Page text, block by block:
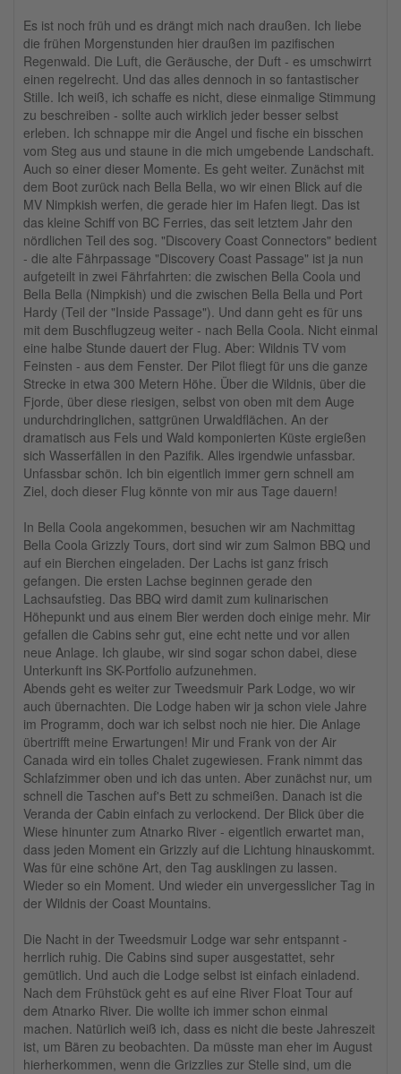
Es ist noch früh und es drängt mich nach draußen. Ich liebe
die frühen Morgenstunden hier draußen im pazifischen
Regenwald. Die Luft, die Geräusche, der Duft - es umschwirrt
einen regelrecht. Und das alles dennoch in so fantastischer
Stille. Ich weiß, ich schaffe es nicht, diese einmalige Stimmung
zu beschreiben - sollte auch wirklich jeder besser selbst
erleben. Ich schnappe mir die Angel und fische ein bisschen
vom Steg aus und staune in die mich umgebende Landschaft.
Auch so einer dieser Momente. Es geht weiter. Zunächst mit
dem Boot zurück nach Bella Bella, wo wir einen Blick auf die
MV Nimpkish werfen, die gerade hier im Hafen liegt. Das ist
das kleine Schiff von BC Ferries, das seit letztem Jahr den
nördlichen Teil des sog. "Discovery Coast Connectors" bedient
- die alte Fährpassage "Discovery Coast Passage" ist ja nun
aufgeteilt in zwei Fährfahrten: die zwischen Bella Coola und
Bella Bella (Nimpkish) und die zwischen Bella Bella und Port
Hardy (Teil der "Inside Passage"). Und dann geht es für uns
mit dem Buschflugzeug weiter - nach Bella Coola. Nicht einmal
eine halbe Stunde dauert der Flug. Aber: Wildnis TV vom
Feinsten - aus dem Fenster. Der Pilot fliegt für uns die ganze
Strecke in etwa 300 Metern Höhe. Über die Wildnis, über die
Fjorde, über diese riesigen, selbst von oben mit dem Auge
undurchdringlichen, sattgrünen Urwaldflächen. An der
dramatisch aus Fels und Wald komponierten Küste ergießen
sich Wasserfällen in den Pazifik. Alles irgendwie unfassbar.
Unfassbar schön. Ich bin eigentlich immer gern schnell am
Ziel, doch dieser Flug könnte von mir aus Tage dauern!
In Bella Coola angekommen, besuchen wir am Nachmittag
Bella Coola Grizzly Tours, dort sind wir zum Salmon BBQ und
auf ein Bierchen eingeladen. Der Lachs ist ganz frisch
gefangen. Die ersten Lachse beginnen gerade den
Lachsaufstieg. Das BBQ wird damit zum kulinarischen
Höhepunkt und aus einem Bier werden doch einige mehr. Mir
gefallen die Cabins sehr gut, eine echt nette und vor allen
neue Anlage. Ich glaube, wir sind sogar schon dabei, diese
Unterkunft ins SK-Portfolio aufzunehmen.
Abends geht es weiter zur Tweedsmuir Park Lodge, wo wir
auch übernachten. Die Lodge haben wir ja schon viele Jahre
im Programm, doch war ich selbst noch nie hier. Die Anlage
übertrifft meine Erwartungen! Mir und Frank von der Air
Canada wird ein tolles Chalet zugewiesen. Frank nimmt das
Schlafzimmer oben und ich das unten. Aber zunächst nur, um
schnell die Taschen auf's Bett zu schmeißen. Danach ist die
Veranda der Cabin einfach zu verlockend. Der Blick über die
Wiese hinunter zum Atnarko River - eigentlich erwartet man,
dass jeden Moment ein Grizzly auf die Lichtung hinauskommt.
Was für eine schöne Art, den Tag ausklingen zu lassen.
Wieder so ein Moment. Und wieder ein unvergesslicher Tag in
der Wildnis der Coast Mountains.
Die Nacht in der Tweedsmuir Lodge war sehr entspannt -
herrlich ruhig. Die Cabins sind super ausgestattet, sehr
gemütlich. Und auch die Lodge selbst ist einfach einladend.
Nach dem Frühstück geht es auf eine River Float Tour auf
dem Atnarko River. Die wollte ich immer schon einmal
machen. Natürlich weiß ich, dass es nicht die beste Jahreszeit
ist, um Bären zu beobachten. Da müsste man eher im August
hierherkommen, wenn die Grizzlies zur Stelle sind, um die